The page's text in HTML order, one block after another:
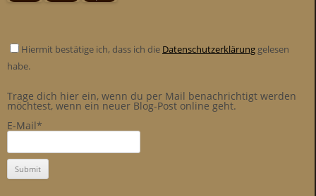
Hiermit bestätige ich, dass ich die Datenschutzerklärung gelesen
habe.
Trage dich hier ein, wenn du per Mail benachrichtigt werden
möchtest, wenn ein neuer Blog-Post online geht.
E-Mail*